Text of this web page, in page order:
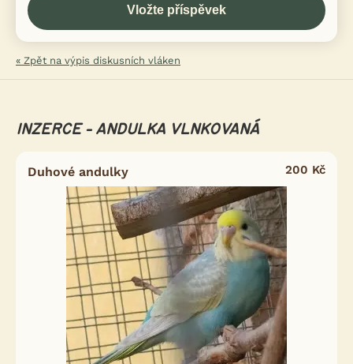
« Zpět na výpis diskusních vláken
INZERCE - ANDULKA VLNKOVANÁ
Duhové andulky 200 Kč